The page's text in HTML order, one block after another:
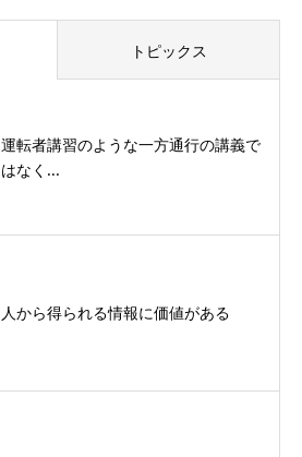
トピックス
運転者講習のような一方通行の講義で
はなく...
人から得られる情報に価値がある